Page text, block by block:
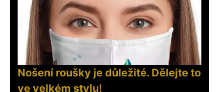
Nošení roušky je důležité. Dělejte to
ve velkém stylu!